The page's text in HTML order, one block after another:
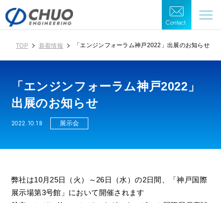
Contact.
TOP 新着情報 「エンジンフォーラム神戸2022」出展のお知らせ
「エンジンフォーラム神戸2022」
出展のお知らせ
2022.10.18 展示会
弊社は10月25日（火）～26日（水）の2日間、「神戸国際
展示場第3号館」において開催されます